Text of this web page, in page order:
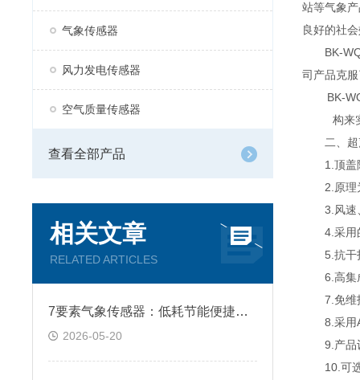
气象传感器
风力发电传感器
空气质量传感器
查看全部产品
相关文章
RELATED ARTICLES
7要素气象传感器：低耗节能便捷组网 轻松搭建网格化监测站
2026-05-20
站等气象
良好的社
BK-
司产品克
BK-
构来
二、超
1.顶盖隐
2.原理为
3.风速、
4.采用的
5.抗干扰
6.高集成
7.免维
8.采用
9.产品设
10.可选